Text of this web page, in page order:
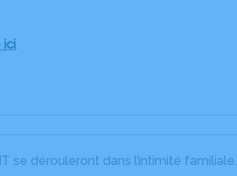
ici.
se dérouleront dans l’intimité familiale.